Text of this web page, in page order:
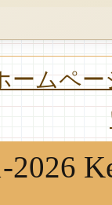
ムペ